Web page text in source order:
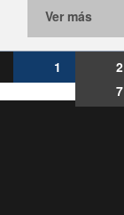
Ver más
1 2
7